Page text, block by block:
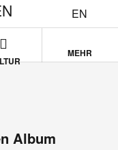
EN
MEHR
Album